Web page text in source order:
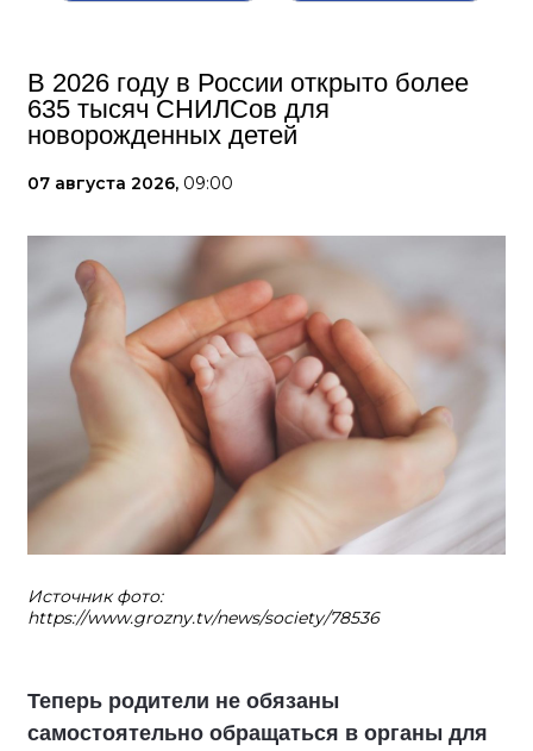
В 2026 году в России открыто более
635 тысяч СНИЛСов для
новорожденных детей
07 августа 2026, 09:00
Источник фото:
https://www.grozny.tv/news/society/78536
Теперь родители не обязаны
самостоятельно обращаться в органы для